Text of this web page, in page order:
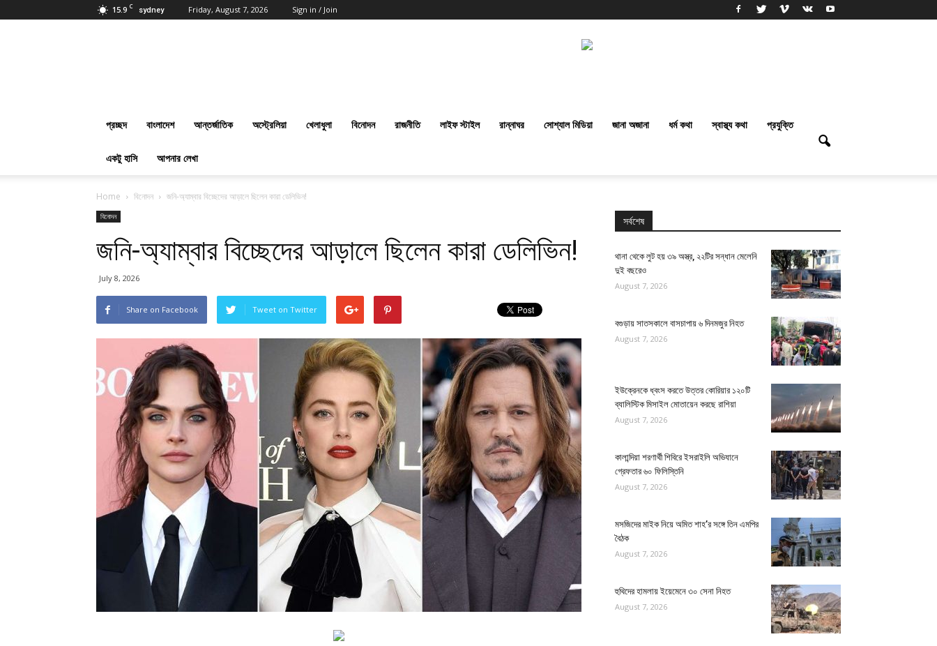
15.9 C sydney Friday, August 7, 2026 Sign in / Join
Bangla
প্রচ্ছদ বাংলাদেশ আন্তর্জাতিক অস্ট্রেলিয়া খেলাধুলা বিনোদন রাজনীতি লাইফ স্টাইল রান্নাঘর সোশ্যাল মিডিয়া জানা অজানা ধর্ম কথা স্বাস্থ্য কথা প্রযুক্তি
একটু হাসি আপনার লেখা
Home বিনোদন জনি-অ্যাম্বার বিচ্ছেদের আড়ালে ছিলেন কারা ডেলিভিন!
বিনোদন
জনি-অ্যাম্বার বিচ্ছেদের আড়ালে ছিলেন কারা ডেলিভিন!
July 8, 2026
Share on Facebook Tweet on Twitter
সর্বশেষ
থানা থেকে লুট হয় ৩৯ অস্ত্র, ২২টির সন্ধান মেলেনি
দুই বছরেও
August 7, 2026
বগুড়ায় সাতসকালে বাসচাপায় ৬ দিনমজুর নিহত
August 7, 2026
ইউক্রেনকে ধ্বংস করতে উত্তর কোরিয়ার ১২০টি
ব্যালিস্টিক মিসাইল মোতায়েন করছে রাশিয়া
August 7, 2026
কালান্দিয়া শরণার্থী শিবিরে ইসরাইলি অভিযানে
গ্রেফতার ৬০ ফিলিস্তিনি
August 7, 2026
মসজিদের মাইক নিয়ে অমিত শাহ’র সঙ্গে তিন এমপির
বৈঠক
August 7, 2026
হুথিদের হামলায় ইয়েমেনে ৩০ সেনা নিহত
August 7, 2026